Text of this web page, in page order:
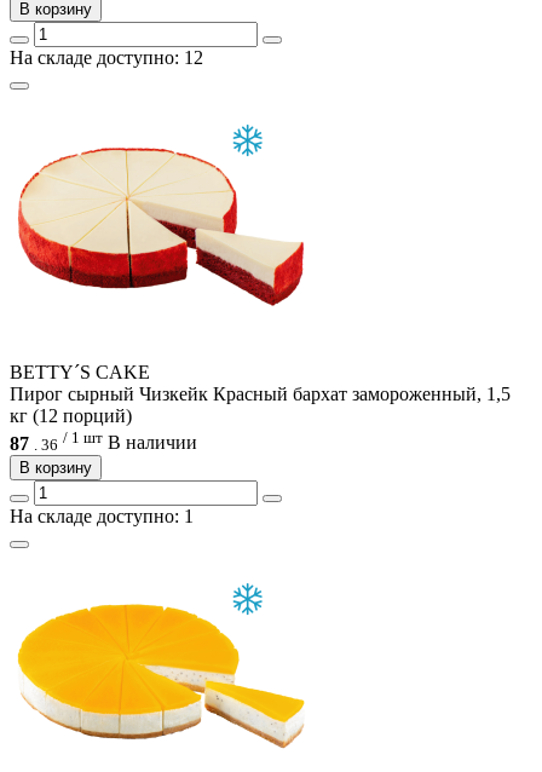
В корзину
На складе доступно: 12
BETTY´S CAKE
Пирог сырный Чизкейк Красный бархат замороженный, 1,5
кг (12 порций)
87
36 / 1 шт В наличии
В корзину
На складе доступно: 1